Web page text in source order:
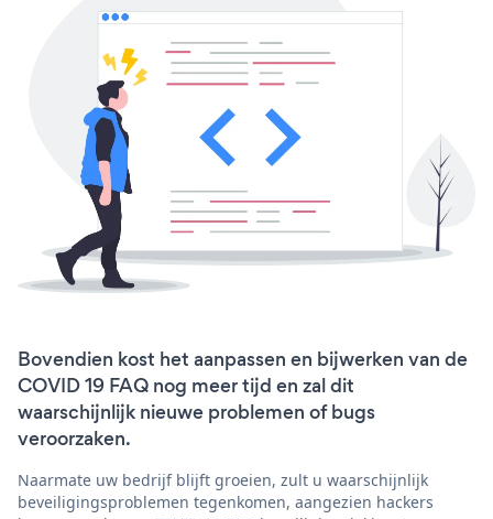
Bovendien kost het aanpassen en bijwerken van de
COVID 19 FAQ nog meer tijd en zal dit
waarschijnlijk nieuwe problemen of bugs
veroorzaken.
Naarmate uw bedrijf blijft groeien, zult u waarschijnlijk
beveiligingsproblemen tegenkomen, aangezien hackers